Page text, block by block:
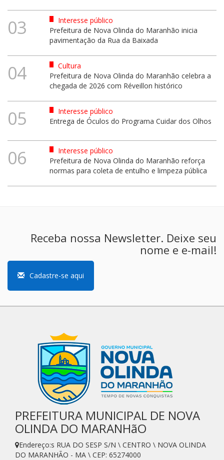
03
Interesse público
Prefeitura de Nova Olinda do Maranhão inicia
pavimentação da Rua da Baixada
04
Cultura
Prefeitura de Nova Olinda do Maranhão celebra a
chegada de 2026 com Réveillon histórico
05
Interesse público
Entrega de Óculos do Programa Cuidar dos Olhos
06
Interesse público
Prefeitura de Nova Olinda do Maranhão reforça
normas para coleta de entulho e limpeza pública
Receba nossa Newsletter. Deixe seu
nome e e-mail!
Cadastre-se aqui
PREFEITURA MUNICIPAL DE NOVA
OLINDA DO MARANHãO
Endereço:s RUA DO SESP S/N \ CENTRO \ NOVA OLINDA
DO MARANHÃO - MA \ CEP: 65274000